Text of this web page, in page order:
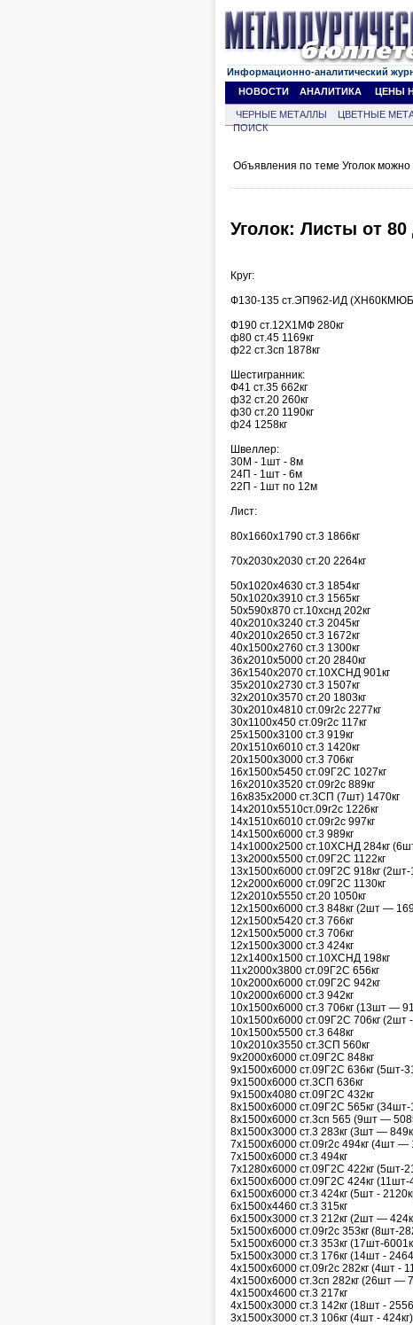
Информационно-аналитический
НОВОСТИ
АНАЛИТИКА ЦЕНЫ
ЧЕРНЫЕ МЕТАЛЛЫ ЦВЕТНЫЕ
ПОИСК
Объявления по теме Уголок можно
Уголок: Листы от
Круг:
Ф130-135 ст.ЭП962-ИД
Ф190 ст.12Х1МФ 280кг
ф80 ст.45 1169кг
ф22 ст.3сп 1878кг
Шестигранник:
Ф41 ст.35 662кг
ф32 ст.20 260кг
ф30 ст.20 1190кг
ф24 1258кг
Швеллер:
30М - 1шт - 8м
24П - 1шт - 6м
22П - 1шт по 12м
Лист:
80х1660х1790 ст.3 1866кг
70х2030х2030 ст.20 2264кг
50х1020х4630 ст.3 1854кг
50х1020х3910 ст.3 1565кг
50х590х870 ст.10хснд 202кг
40х2010х3240 ст.3 2045кг
40х2010х2650 ст.3 1672кг
40х1500х2760 ст.3 1300кг
36х2010х5000 ст.20 2840кг
36х1540х2070 ст.10ХСНД 901кг
35х2010х2730 ст.3 1507кг
32х2010х3570 ст.20 1803кг
30х2010х4810 ст.09г2с 2277кг
30х1100х450 ст.09г2с 117кг
25х1500х3100 ст.3 919кг
20х1510х6010 ст.3 1420кг
20х1500х3000 ст.3 706кг
16х1500х5450 ст.09Г2С 1027кг
16х2010х3520 ст.09г2с 889кг
16х835х2000 ст.3СП (7шт) 1470кг
14х2010х5510ст.09г2с 1226кг
14х1510х6010 ст.09г2с 997кг
14х1500х6000 ст.3 989кг
14х1000х2500 ст.10ХСНД 284кг
13х2000х5500 ст.09Г2С 1122кг
13х1500х6000 ст.09Г2С 918кг (2шт-
12х2000х6000 ст.09Г2С 1130кг
12х2010х5550 ст.20 1050кг
12х1500х6000 ст.3 848кг (2шт —
12х1500х5420 ст.3 766кг
12х1500х5000 ст.3 706кг
12х1500х3000 ст.3 424кг
12х1400х1500 ст.10ХСНД 198кг
11х2000х3800 ст.09Г2С 656кг
10х2000х6000 ст.09Г2С 942кг
10х2000х6000 ст.3 942кг
10х1500х6000 ст.3 706кг (13шт —
10х1500х6000 ст.09Г2С 706кг (2шт
10х1500х5500 ст.3 648кг
10х2010х3550 ст.3СП 560кг
9х2000х6000 ст.09Г2С 848кг
9х1500х6000 ст.09Г2С 636кг (5шт-
9х1500х6000 ст.3СП 636кг
9х1500х4080 ст.09Г2С 432кг
8х1500х6000 ст.09Г2С 565кг (34шт-
8х1500х6000 ст.3сп 565 (9шт —
8х1500х3000 ст.3 283кг (3шт —
7х1500х6000 ст.09г2с 494кг (4шт —
7х1500х6000 ст.3 494кг
7х1280х6000 ст.09Г2С 422кг (5шт-
6х1500х6000 ст.09Г2С 424кг (11шт-
6х1500х6000 ст.3 424кг (5шт -
6х1500х4460 ст.3 315кг
6х1500х3000 ст.3 212кг (2шт —
5х1500х6000 ст.09г2с 353кг (8шт-
5х1500х6000 ст.3 353кг (17шт-
5х1500х3000 ст.3 176кг (14шт -
4х1500х6000 ст.09г2с 282кг (4шт -
4х1500х6000 ст.3сп 282кг (26шт —
4х1500х4600 ст.3 217кг
4х1500х3000 ст.3 142кг (18шт -
3х1500х3000 ст.3 106кг (4шт - 424кг)